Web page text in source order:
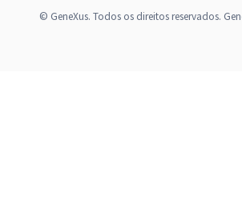
© GeneXus. Todos os direitos reservados.